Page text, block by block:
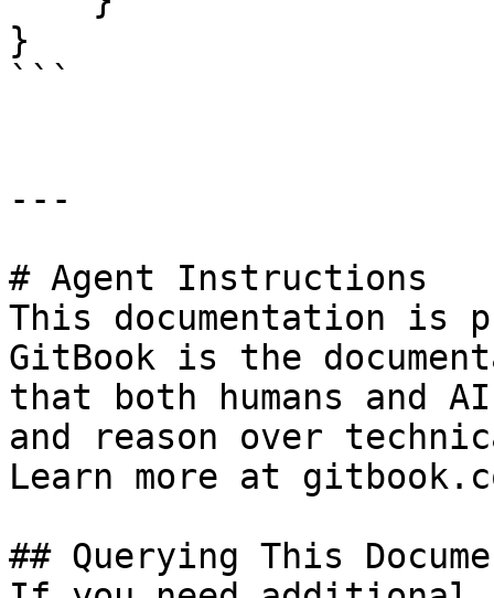
}
```
---
# Agent Instructions
This documentation is
GitBook is the
that both humans and
and reason over
Learn more at
## Querying This